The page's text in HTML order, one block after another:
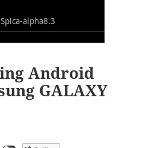
Android
GALAXY